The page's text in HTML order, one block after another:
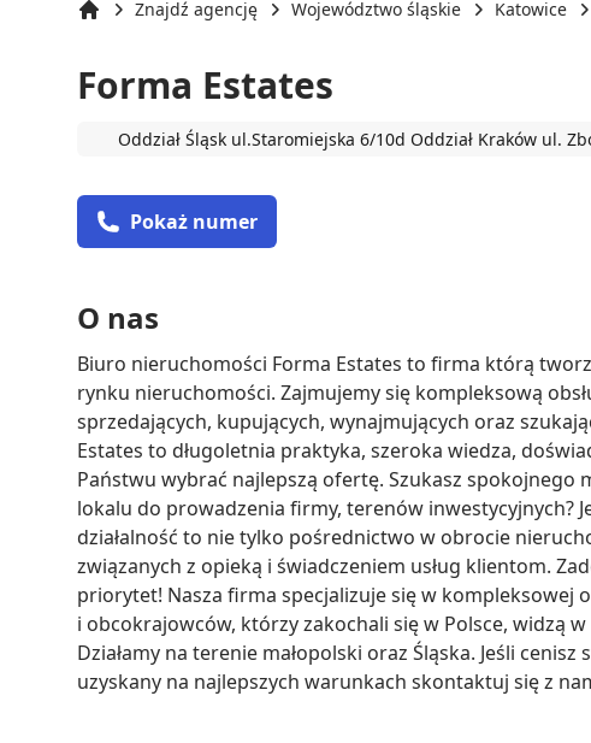
Znajdź agencję Województwo śląskie Katowice
Forma Estates
Oddział Śląsk ul.Staromiejska 6/10d Oddział Kraków ul.
Pokaż numer
O nas
Biuro nieruchomości Forma Estates to firma którą
rynku nieruchomości. Zajmujemy się kompleksową
sprzedających, kupujących, wynajmujących oraz
Estates to długoletnia praktyka, szeroka wiedza,
Państwu wybrać najlepszą ofertę. Szukasz spokojnego
lokalu do prowadzenia firmy, terenów inwestycyjnych?
działalność to nie tylko pośrednictwo w obrocie
związanych z opieką i świadczeniem usług klientom.
priorytet! Nasza firma specjalizuje się w kompleksowej
i obcokrajowców, którzy zakochali się w Polsce, widzą
Działamy na terenie małopolski oraz Śląska. Jeśli
uzyskany na najlepszych warunkach skontaktuj się z